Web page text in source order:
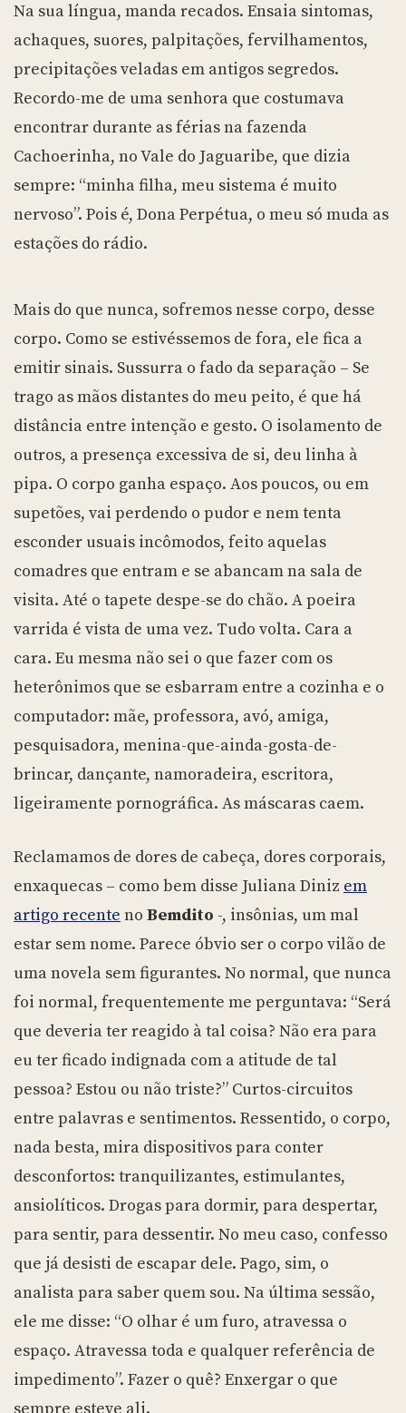
Na sua língua, manda recados. Ensaia sintomas,
achaques, suores, palpitações, fervilhamentos,
precipitações veladas em antigos segredos.
Recordo-me de uma senhora que costumava
encontrar durante as férias na fazenda
Cachoerinha, no Vale do Jaguaribe, que dizia
sempre: “minha filha, meu sistema é muito
nervoso”. Pois é, Dona Perpétua, o meu só muda as
estações do rádio.
Mais do que nunca, sofremos nesse corpo, desse
corpo. Como se estivéssemos de fora, ele fica a
emitir sinais. Sussurra o fado da separação – Se
trago as mãos distantes do meu peito, é que há
distância entre intenção e gesto. O isolamento de
outros, a presença excessiva de si, deu linha à
pipa. O corpo ganha espaço. Aos poucos, ou em
supetões, vai perdendo o pudor e nem tenta
esconder usuais incômodos, feito aquelas
comadres que entram e se abancam na sala de
visita. Até o tapete despe-se do chão. A poeira
varrida é vista de uma vez. Tudo volta. Cara a
cara. Eu mesma não sei o que fazer com os
heterônimos que se esbarram entre a cozinha e o
computador: mãe, professora, avó, amiga,
pesquisadora, menina-que-ainda-gosta-de-
brincar, dançante, namoradeira, escritora,
ligeiramente pornográfica. As máscaras caem.
Reclamamos de dores de cabeça, dores corporais,
enxaquecas – como bem disse Juliana Diniz em
artigo recente no Bemdito -, insônias, um mal
estar sem nome. Parece óbvio ser o corpo vilão de
uma novela sem figurantes. No normal, que nunca
foi normal, frequentemente me perguntava: “Será
que deveria ter reagido à tal coisa? Não era para
eu ter ficado indignada com a atitude de tal
pessoa? Estou ou não triste?” Curtos-circuitos
entre palavras e sentimentos. Ressentido, o corpo,
nada besta, mira dispositivos para conter
desconfortos: tranquilizantes, estimulantes,
ansiolíticos. Drogas para dormir, para despertar,
para sentir, para dessentir. No meu caso, confesso
que já desisti de escapar dele. Pago, sim, o
analista para saber quem sou. Na última sessão,
ele me disse: “O olhar é um furo, atravessa o
espaço. Atravessa toda e qualquer referência de
impedimento”. Fazer o quê? Enxergar o que